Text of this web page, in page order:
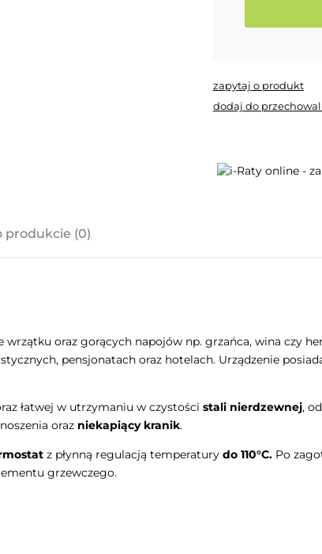
zapytaj o produkt
dodaj do
produkcie (0)
oraz gorących napojów np. grzańca, wina czy
pensjonatach oraz hotelach. Urządzenie
łatwej w utrzymaniu w czystości stali nierdzewnej,
oraz niekapiący kranik.
z płynną regulacją temperatury do 110°C. Po
grzewczego.